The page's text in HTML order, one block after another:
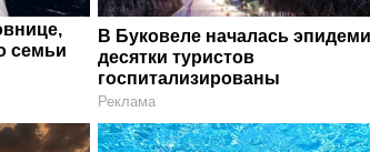
семьи
В Буковеле началась
десятки туристов
госпитализированы
Реклама